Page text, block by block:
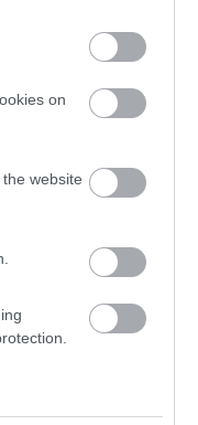
on
website
che